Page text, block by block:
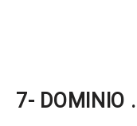
7- DOMINIO